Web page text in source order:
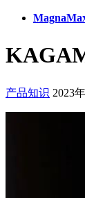
产品知识 2023